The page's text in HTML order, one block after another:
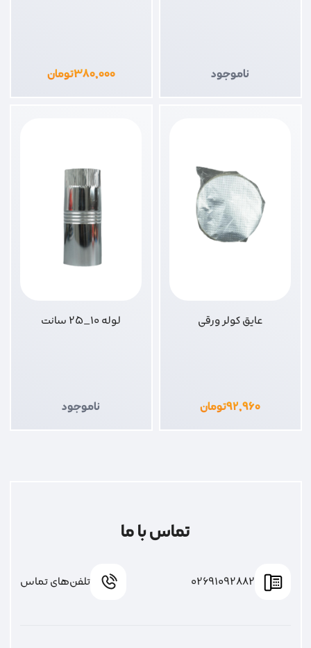
ناموجود ۳۸۰,۰۰۰تومان
عایق کولر ورقی
۹۲,۹۶۰تومان
لوله 10_25 سانت
ناموجود
تماس با ما
02691092882 تلفن‌های تماس